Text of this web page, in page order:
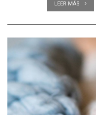
LEER MÁS